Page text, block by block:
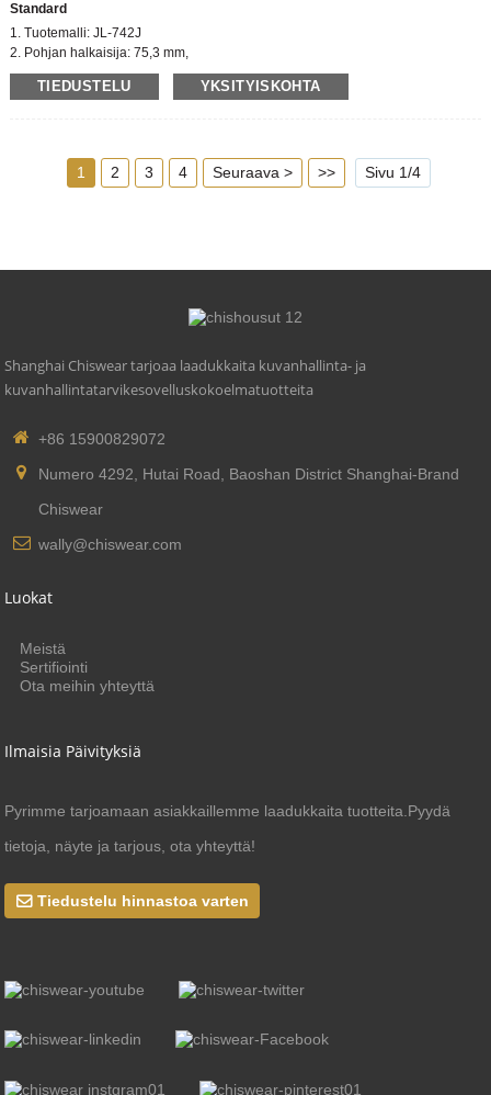
Standard
1. Tuotemalli: JL-742J
2. Pohjan halkaisija: 75,3 mm,
Zhaga Kannen korkeus: 35/50 mm
3. Todistus: EU zhaga, CE
TIEDUSTELU YKSITYISKOHTA
1 2 3 4 Seuraava > >> Sivu 1/4
Shanghai Chiswear tarjoaa laadukkaita kuvanhallinta- ja
kuvanhallintatarvikesovelluskokoelmatuotteita
+86 15900829072
Numero 4292, Hutai Road, Baoshan District Shanghai-Brand
Chiswear
wally@chiswear.com
Luokat
Meistä
Sertifiointi
Ota meihin yhteyttä
Ilmaisia ​​päivityksiä
Pyrimme tarjoamaan asiakkaillemme laadukkaita tuotteita.Pyydä
tietoja, näyte ja tarjous, ota yhteyttä!
Tiedustelu hinnastoa varten